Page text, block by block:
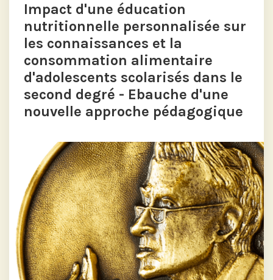
Impact d'une éducation
nutritionnelle personnalisée sur
les connaissances et la
consommation alimentaire
d'adolescents scolarisés dans le
second degré - Ebauche d'une
nouvelle approche pédagogique